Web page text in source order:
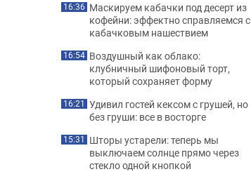
16:36 Маскируем кабачки под десерт из
кофейни: эффектно справляемся с
кабачковым нашествием
16:54 Воздушный как облако:
клубничный шифоновый торт,
который сохраняет форму
16:21 Удивил гостей кексом с грушей, но
без груши: все в восторге
15:31 Шторы устарели: теперь мы
выключаем солнце прямо через
стекло одной кнопкой